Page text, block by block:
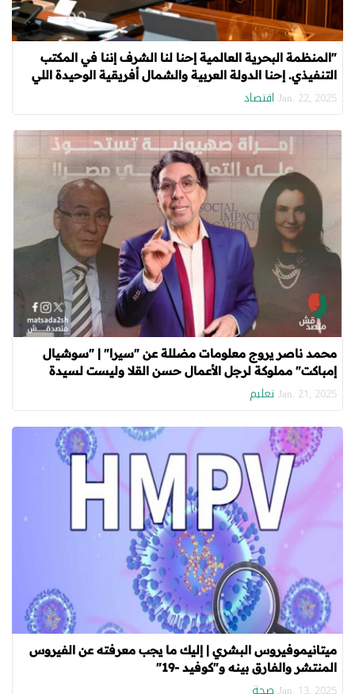
"المنظمة البحرية العالمية إحنا لنا الشرف إننا في المكتب
التنفيذي. إحنا الدولة العربية والشمال أفريقية الوحيدة اللي
موجودة”.. تصريحات غير دقيقة من كامل الوزير
Jan. 22, 2025 اقتصاد
محمد ناصر يروج معلومات مضللة عن "سيرا" | "سوشيال
إمباكت" مملوكة لرجل الأعمال حسن القلا وليست لسيدة
صهيـ.ونية
Jan. 21, 2025 تعليم
ميتانيموفيروس البشري | إليك ما يجب معرفته عن الفيروس
المنتشر والفارق بينه و"كوفيد -19"